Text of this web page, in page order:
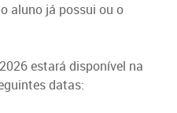
aluno já possui ou o
estará disponível na
datas: